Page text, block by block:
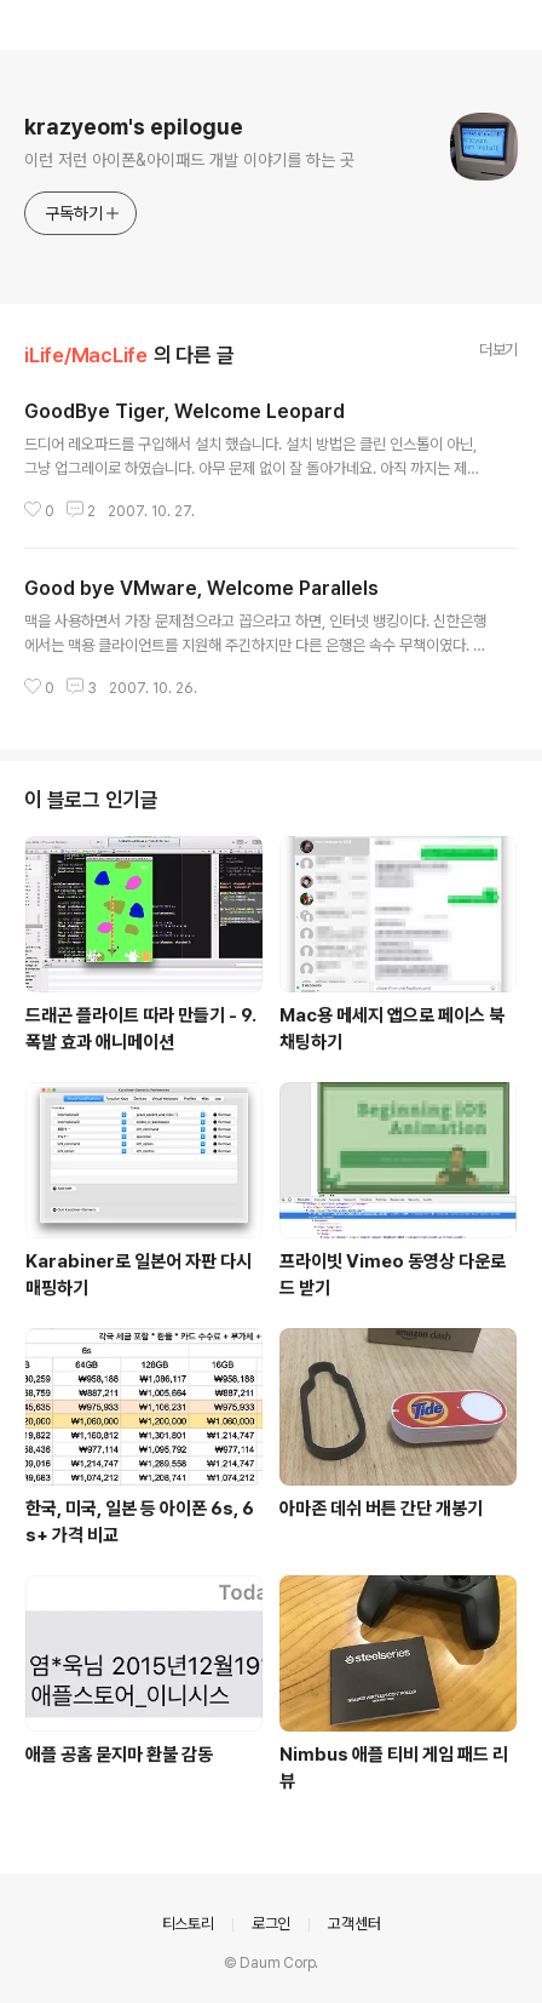
krazyeom's epilogue
이런 저런 아이폰&아이패드 개발 이야기를 하는 곳
구독하기
iLife/MacLife 의 다른 글 더보기
GoodBye Tiger, Welcome Leopard
드디어 레오파드를 구입해서 설치 했습니다. 설치 방법은 클린 인스톨이 아닌,
그냥 업그레이로 하였습니다. 아무 문제 없이 잘 돌아가네요. 아직 까지는 제가
가까이 와닿는 장점은, 정말 미칠듯이 빨라진 SpotLight 입니다. 타이거에서는
스페이스 또한 사용하기 편하네요. ^^ 시간날때 더 사용을 해봐야겠습니다. 아
무튼 대 만족입니다. :-)
0 2 2007. 10. 27.
Good bye VMware, Welcome Parallels
맥을 사용하면서 가장 문제점으라고 꼽으라고 하면, 인터넷 뱅킹이다. 신한은행
에서는 맥용 클라이언트를 지원해 주긴하지만 다른 은행은 속수 무책이였다. 그
VMware Fusion이다. Parallels는 먼저 공개되서 개발되옴에 따라 3D가속
거의 완벽하게 지원했다. 둘다 한번씩 번갈아 보고 사용해보다가, 어차피 윈도
우즈 환경은 거의 안쓰기때문에 속도 보다는 인터넷 뱅킹이 지원 되는 VMwar
e를..
0 3 2007. 10. 26.
이 블로그 인기글
드래곤 플라이트 따라 만들기 - 9.
폭발 효과 애니메이션
Mac용 메세지 앱으로 페이스 북
채팅하기
Karabiner로 일본어 자판 다시
매핑하기
프라이빗 Vimeo 동영상 다운로
드 받기
한국, 미국, 일본 등 아이폰 6s, 6
s+ 가격 비교
아마존 데쉬 버튼 간단 개봉기
애플 공홈 묻지마 환불 감동
Nimbus 애플 티비 게임 패드 리
뷰
티스토리 로그인 고객센터
© Daum Corp.